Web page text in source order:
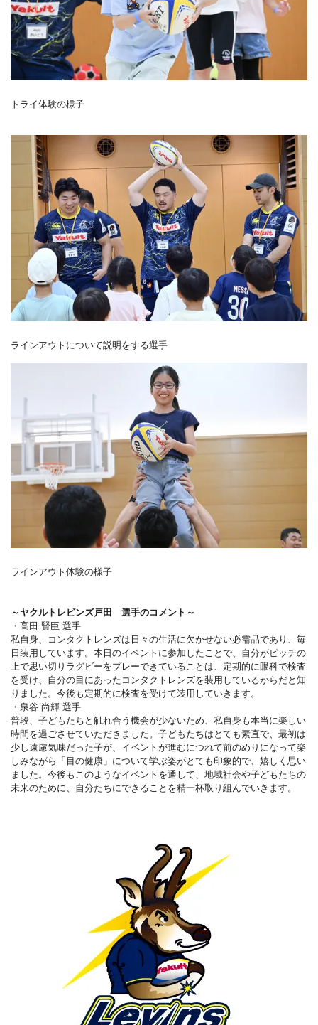
トライ体験の様子
ラインアウトについて説明をする選手
ラインアウト体験の様子
～ヤクルトレビンズ戸田 選手のコメント～
・高田 賢臣 選手
私自身、コンタクトレンズは日々の生活に欠かせない必需品であり、毎
日装用しています。本日のイベントに参加したことで、自分がピッチの
上で思い切りラグビーをプレーできていることは、定期的に眼科で検査
を受け、自分の目にあったコンタクトレンズを装用しているからだと知
りました。今後も定期的に検査を受けて装用していきます。
・泉谷 尚輝 選手
普段、子どもたちと触れ合う機会が少ないため、私自身も本当に楽しい
時間を過ごさせていただきました。子どもたちはとても素直で、最初は
少し遠慮気味だった子が、イベントが進むにつれて前のめりになって楽
しみながら「目の健康」について学ぶ姿がとても印象的で、嬉しく思い
ました。今後もこのようなイベントを通して、地域社会や子どもたちの
未来のために、自分たちにできることを精一杯取り組んでいきます。